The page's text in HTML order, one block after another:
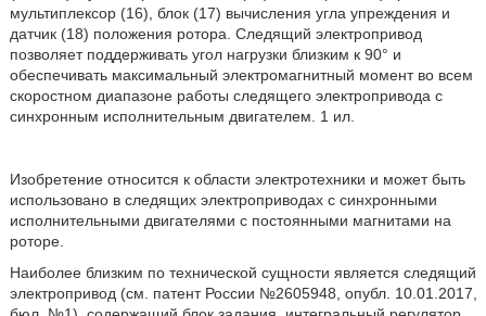
мультиплексор (16), блок (17) вычисления угла упреждения и
датчик (18) положения ротора. Следящий электропривод
позволяет поддерживать угол нагрузки близким к 90° и
обеспечивать максимальный электромагнитный момент во всем
скоростном диапазоне работы следящего электропривода с
синхронным исполнительным двигателем. 1 ил.
Изобретение относится к области электротехники и может быть
использовано в следящих электроприводах с синхронными
исполнительными двигателями с постоянными магнитами на
роторе.
Наиболее близким по технической сущности является следящий
электропривод (см. патент России №2605948, опубл. 10.01.2017,